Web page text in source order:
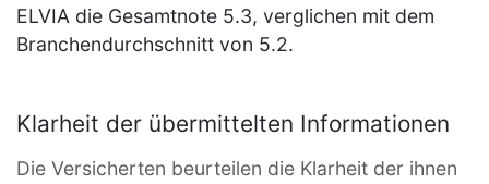
ELVIA die Gesamtnote 5.3, verglichen mit dem
Branchendurchschnitt von 5.2.
Klarheit der übermittelten Informationen
Die Versicherten beurteilen die Klarheit der ihnen